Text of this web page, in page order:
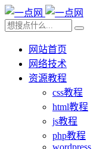
网站首页
网络技术
资源教程
css教程
html教程
js教程
php教程
wordpress